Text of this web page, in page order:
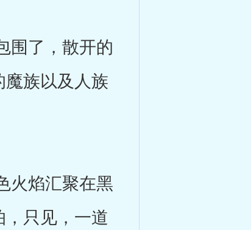
了，散开的
族以及人族
焰汇聚在黑
只见，一道